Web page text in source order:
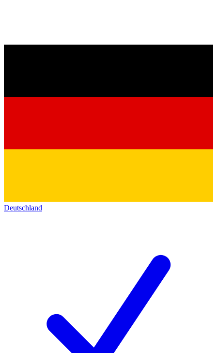
Deutschland